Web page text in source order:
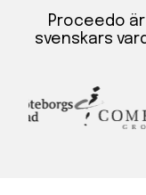
Proceedo
svenskars